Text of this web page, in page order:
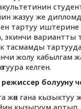
жазуу же
тартуу
экинчи вариантты
тасмамды
жолу кабылгам
туура келген.
болууну
гана кызыктуу жана